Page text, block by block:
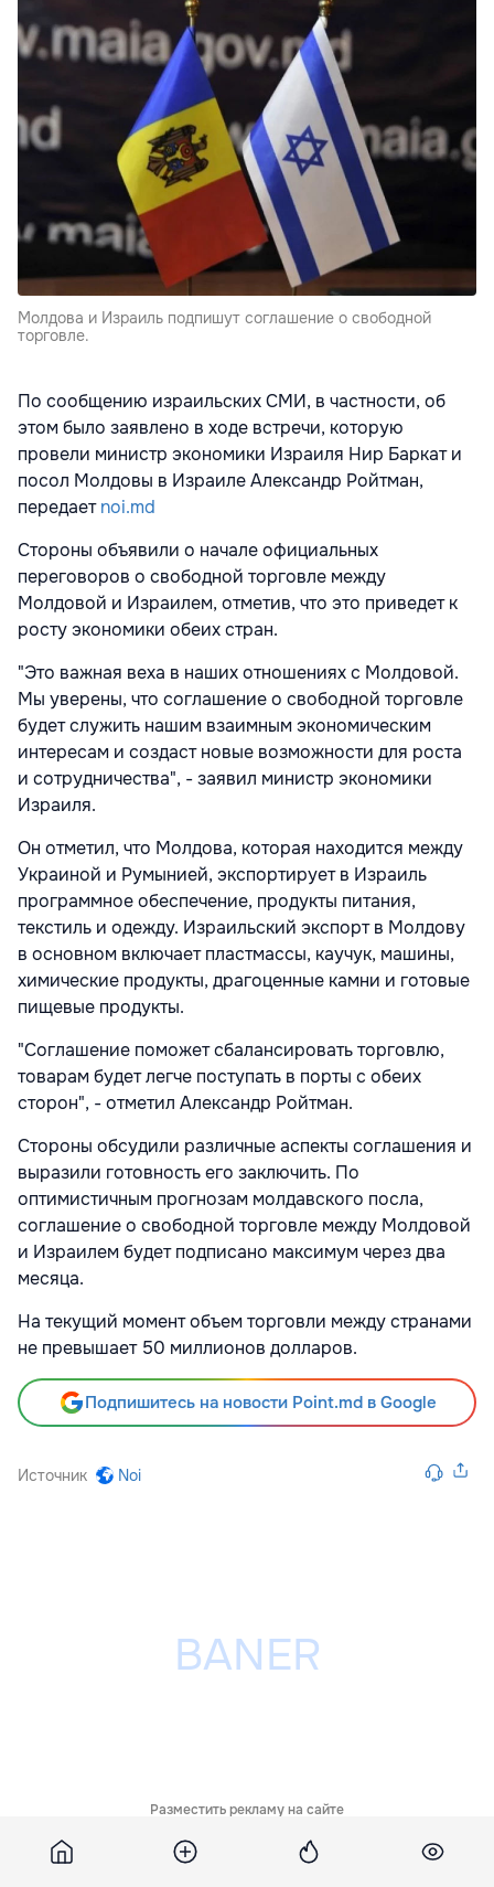
Молдова и Израиль подпишут соглашение о свободной
торговле.
По сообщению израильских СМИ, в частности, об
этом было заявлено в ходе встречи, которую
провели министр экономики Израиля Нир Баркат и
посол Молдовы в Израиле Александр Ройтман,
передаетnoi.md
Стороны объявили о начале официальных
переговоров о свободной торговле между
Молдовой и Израилем, отметив, что это приведет к
росту экономики обеих стран.
"Это важная веха в наших отношениях с Молдовой.
Мы уверены, что соглашение о свободной торговле
будет служить нашим взаимным экономическим
интересам и создаст новые возможности для роста
и сотрудничества", - заявил министр экономики
Израиля.
Он отметил, что Молдова, которая находится между
Украиной и Румынией, экспортирует в Израиль
программное обеспечение, продукты питания,
текстиль и одежду. Израильский экспорт в Молдову
в основном включает пластмассы, каучук, машины,
химические продукты, драгоценные камни и готовые
пищевые продукты.
"Соглашение поможет сбалансировать торговлю,
товарам будет легче поступать в порты с обеих
сторон", - отметил Александр Ройтман.
Стороны обсудили различные аспекты соглашения и
выразили готовность его заключить. По
оптимистичным прогнозам молдавского посла,
соглашение о свободной торговле между Молдовой
и Израилем будет подписано максимум через два
месяца.
На текущий момент объем торговли между странами
не превышает 50 миллионов долларов.
Подпишитесь на новости Point.md в Google
Источник Noi
Разместить рекламу на сайте